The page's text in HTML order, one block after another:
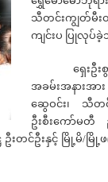
သီတင်းကျွတ်မီး
ကျင်းပ ပြုလုပ်
ရှေးဦးစွာ
အခမ်းအနားအာ
ဆွေဝင်း၊ သီတင်
ဦးစီးကော်မတီ
ဦးတင်ဦးနှင့် မြို့မိ/